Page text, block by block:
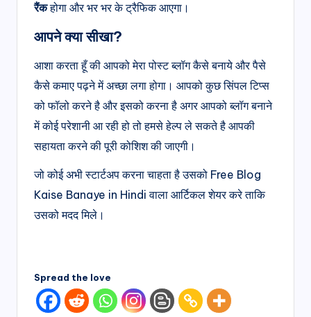
रैंकहोगा और भर भर के ट्रैफिक आएगा।
आपने क्या सीखा?
आशा करता हूँ की आपको मेरा पोस्ट ब्लॉग कैसे बनाये और पैसे
कैसे कमाए पढ़ने में अच्छा लगा होगा। आपको कुछ सिंपल टिप्स
को फॉलो करने है और इसको करना है अगर आपको ब्लॉग बनाने
में कोई परेशानी आ रही हो तो हमसे हेल्प ले सकते है आपकी
सहायता करने की पूरी कोशिश की जाएगी।
जो कोई अभी स्टार्टअप करना चाहता है उसको Free Blog
Kaise Banaye in Hindi वाला आर्टिकल शेयर करे ताकि
उसको मदद मिले।
Spread the love